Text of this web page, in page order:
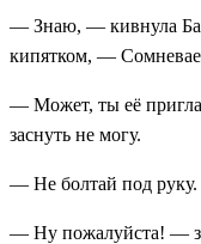
— Знаю, — кивнула
кипятком, —
— Может, ты её
заснуть не могу.
— Не болтай под руку.
— Ну пожалуйста! —